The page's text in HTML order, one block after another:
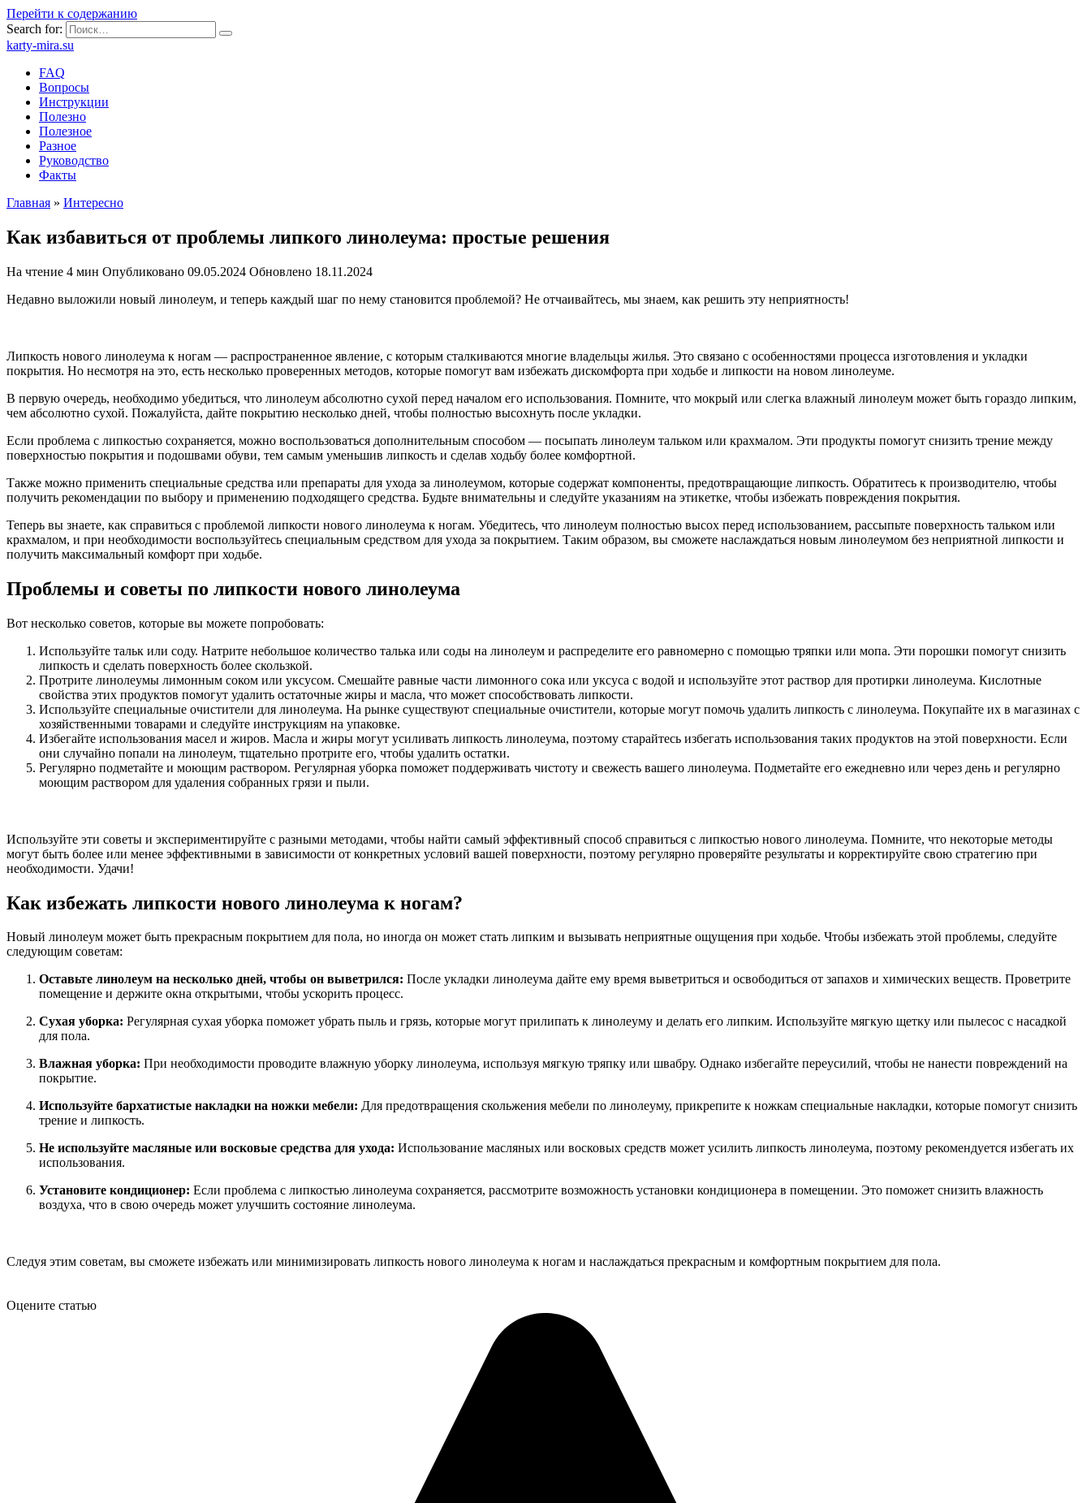
Перейти к содержанию
Search for:
karty-mira.su
FAQ
Вопросы
Инструкции
Полезно
Полезное
Разное
Руководство
Факты
Главная » Интересно
Как избавиться от проблемы липкого линолеума: простые решения
На чтение 4 мин Опубликовано 09.05.2024 Обновлено 18.11.2024
Недавно выложили новый линолеум, и теперь каждый шаг по нему становится проблемой? Не отчаивайтесь, мы знаем, как решить эту неприятность!
Липкость нового линолеума к ногам — распространенное явление, с которым сталкиваются многие владельцы жилья. Это связано с особенностями процесса изготовления и укладки
покрытия. Но несмотря на это, есть несколько проверенных методов, которые помогут вам избежать дискомфорта при ходьбе и липкости на новом линолеуме.
В первую очередь, необходимо убедиться, что линолеум абсолютно сухой перед началом его использования. Помните, что мокрый или слегка влажный линолеум может быть гораздо липким,
чем абсолютно сухой. Пожалуйста, дайте покрытию несколько дней, чтобы полностью высохнуть после укладки.
Если проблема с липкостью сохраняется, можно воспользоваться дополнительным способом — посыпать линолеум тальком или крахмалом. Эти продукты помогут снизить трение между
поверхностью покрытия и подошвами обуви, тем самым уменьшив липкость и сделав ходьбу более комфортной.
Также можно применить специальные средства или препараты для ухода за линолеумом, которые содержат компоненты, предотвращающие липкость. Обратитесь к производителю, чтобы
получить рекомендации по выбору и применению подходящего средства. Будьте внимательны и следуйте указаниям на этикетке, чтобы избежать повреждения покрытия.
Теперь вы знаете, как справиться с проблемой липкости нового линолеума к ногам. Убедитесь, что линолеум полностью высох перед использованием, рассыпьте поверхность тальком или
крахмалом, и при необходимости воспользуйтесь специальным средством для ухода за покрытием. Таким образом, вы сможете наслаждаться новым линолеумом без неприятной липкости и
получить максимальный комфорт при ходьбе.
Проблемы и советы по липкости нового линолеума
Вот несколько советов, которые вы можете попробовать:
Используйте тальк или соду. Натрите небольшое количество талька или соды на линолеум и распределите его равномерно с помощью тряпки или мопа. Эти порошки помогут снизить
липкость и сделать поверхность более скользкой.
Протрите линолеумы лимонным соком или уксусом. Смешайте равные части лимонного сока или уксуса с водой и используйте этот раствор для протирки линолеума. Кислотные
свойства этих продуктов помогут удалить остаточные жиры и масла, что может способствовать липкости.
Используйте специальные очистители для линолеума. На рынке существуют специальные очистители, которые могут помочь удалить липкость с линолеума. Покупайте их в магазинах с
хозяйственными товарами и следуйте инструкциям на упаковке.
Избегайте использования масел и жиров. Масла и жиры могут усиливать липкость линолеума, поэтому старайтесь избегать использования таких продуктов на этой поверхности. Если
они случайно попали на линолеум, тщательно протрите его, чтобы удалить остатки.
Регулярно подметайте и моющим раствором. Регулярная уборка поможет поддерживать чистоту и свежесть вашего линолеума. Подметайте его ежедневно или через день и регулярно
моющим раствором для удаления собранных грязи и пыли.
Используйте эти советы и экспериментируйте с разными методами, чтобы найти самый эффективный способ справиться с липкостью нового линолеума. Помните, что некоторые методы
могут быть более или менее эффективными в зависимости от конкретных условий вашей поверхности, поэтому регулярно проверяйте результаты и корректируйте свою стратегию при
необходимости. Удачи!
Как избежать липкости нового линолеума к ногам?
Новый линолеум может быть прекрасным покрытием для пола, но иногда он может стать липким и вызывать неприятные ощущения при ходьбе. Чтобы избежать этой проблемы, следуйте
следующим советам:
Оставьте линолеум на несколько дней, чтобы он выветрился: После укладки линолеума дайте ему время выветриться и освободиться от запахов и химических веществ. Проветрите
помещение и держите окна открытыми, чтобы ускорить процесс.
Сухая уборка: Регулярная сухая уборка поможет убрать пыль и грязь, которые могут прилипать к линолеуму и делать его липким. Используйте мягкую щетку или пылесос с насадкой
для пола.
Влажная уборка: При необходимости проводите влажную уборку линолеума, используя мягкую тряпку или швабру. Однако избегайте переусилий, чтобы не нанести повреждений на
покрытие.
Используйте бархатистые накладки на ножки мебели: Для предотвращения скольжения мебели по линолеуму, прикрепите к ножкам специальные накладки, которые помогут снизить
трение и липкость.
Не используйте масляные или восковые средства для ухода: Использование масляных или восковых средств может усилить липкость линолеума, поэтому рекомендуется избегать их
использования.
Установите кондиционер: Если проблема с липкостью линолеума сохраняется, рассмотрите возможность установки кондиционера в помещении. Это поможет снизить влажность
воздуха, что в свою очередь может улучшить состояние линолеума.
Следуя этим советам, вы сможете избежать или минимизировать липкость нового линолеума к ногам и наслаждаться прекрасным и комфортным покрытием для пола.
Оцените статью